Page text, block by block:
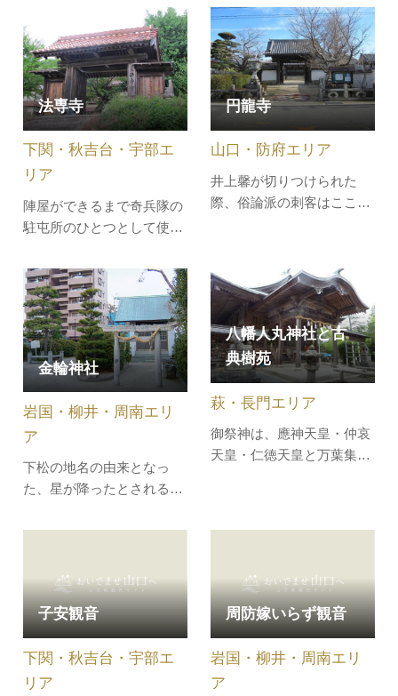
る早長八幡宮。毎年10月の
第2日曜日に行われる秋祭
りでは、威勢のよい「木遣
り唄」が歌われながら、山
車が町内を引き回されま
す。
島口に出撃して奮戦した。
「第二奇兵隊波野陣屋井泉
遺跡、岸信介書」の碑があ
ります。里謡に、「波野の
専福寺にゃ 不思議がござ
る 海がないのに 鯛
（隊）がすむ…
法専寺
陣屋ができるまで奇兵隊の
駐屯所のひとつとして使用
士たちが首を切ったと伝わ
る６体の地蔵などがありま
す。
下関・秋吉台・宇部エ
リア
円龍寺
井上馨が切りつけられた
際、俗論派の刺客はここに
の従弟もいました。
山口・防府エリア
金輪神社
下松の地名の由来となっ
た、星が降ったとされる鼎
は初代から種を受け継いだ
ある金輪神社に「鼎の松」
として大切にされ、まちを
守り続けています。
岩国・柳井・周南エリ
ア
八幡人丸神社と古
典樹苑
御祭神は、應神天皇・仲哀
天皇・仁徳天皇と万葉集の
除けです。新別名三佐崎山
に鎮座の八幡宮（注1）
に、弓弦葉山に鎮座の人丸
神社（注2）が…
萩・長門エリア
子安観音
下関・秋吉台・宇部エ
リア
周防嫁いらず観音
岩国・柳井・周南エリ
ア